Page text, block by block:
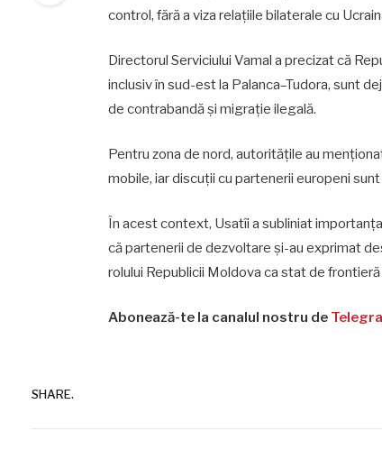
control, fără a viza relațiile bilaterale cu
Directorul Serviciului Vamal a precizat că
inclusiv în sud-est la Palanca–Tudora, sunt
de contrabandă și migrație ilegală.
Pentru zona de nord, autoritățile au
mobile, iar discuții cu partenerii europeni
În acest context, Usatîi a subliniat
că partenerii de dezvoltare și-au exprimat
rolului Republicii Moldova ca stat de frontieră
Abonează-te la canalul nostru de
SHARE.